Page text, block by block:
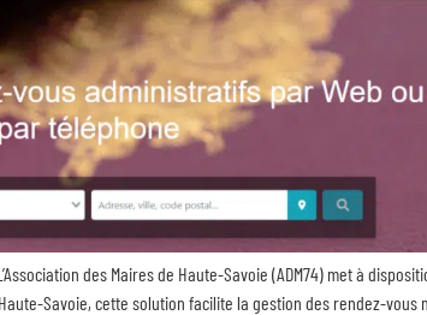
des Maires de Haute-Savoie (ADM74) met à
Savoie, cette solution facilite la gestion des rendez-